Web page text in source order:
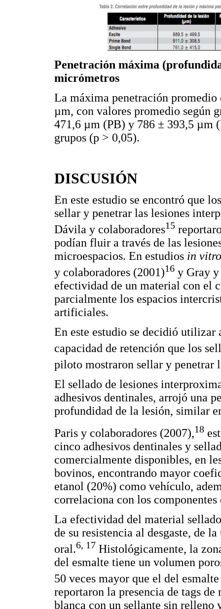
Penetración máxima
micrómetros
La máxima penetración
µm, con valores promedio según
471,6 µm (PB) y 786 ± 393,5 µm
grupos (p > 0,05).
DISCUSIÓN
En este estudio se encontró que
sellar y penetrar las lesiones
Dávila y colaboradores15
podían fluir a través de las
microespacios. En estudios in vitro
y colaboradores (2001)16 y Gray
efectividad de un material con el
parcialmente los espacios
artificiales.
En este estudio se decidió utilizar
capacidad de retención que los
piloto mostraron sellar y penetrar
El sellado de lesiones
adhesivos dentinales, arrojó una
profundidad de la lesión, similar
Paris y colaboradores (2007),18
cinco adhesivos dentinales y
comercialmente disponibles, en
bovinos, encontrando mayor
etanol (20%) como vehículo,
correlaciona con los
La efectividad del material
de su resistencia al desgaste, de
oral.6, 17 Histológicamente, la
del esmalte tiene un volumen
50 veces mayor que el del esmalte
reportaron la presencia de tags de
blanca con un sellante sin relleno